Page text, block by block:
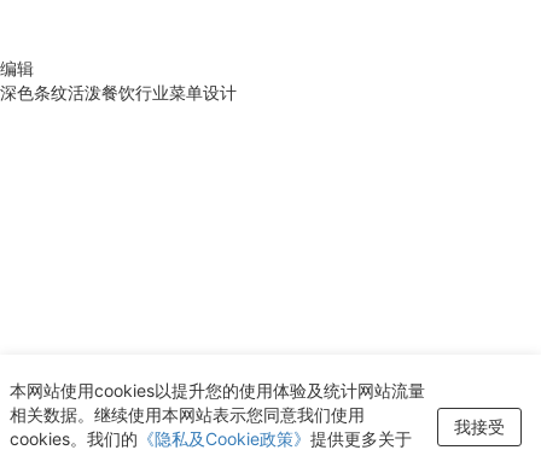
编辑
深色条纹活泼餐饮行业菜单设计
编辑
正在加载中...
没有更多了。。。
本网站使用cookies以提升您的使用体验及统计网站流量
相关数据。继续使用本网站表示您同意我们使用
cookies。我们的 《隐私及Cookie政策》 提供更多关于
我接受